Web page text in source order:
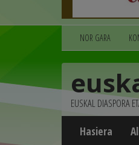
NOR GARA
EUSKAL DIASPORA
Hasiera